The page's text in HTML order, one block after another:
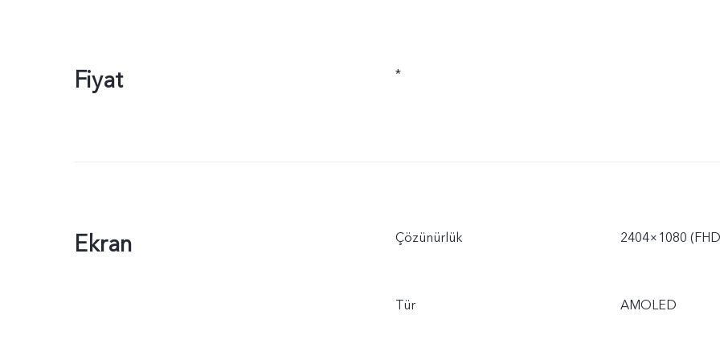
Fiyat *
Ekran Çözünürlük 2404×1080
Tür AMOLED